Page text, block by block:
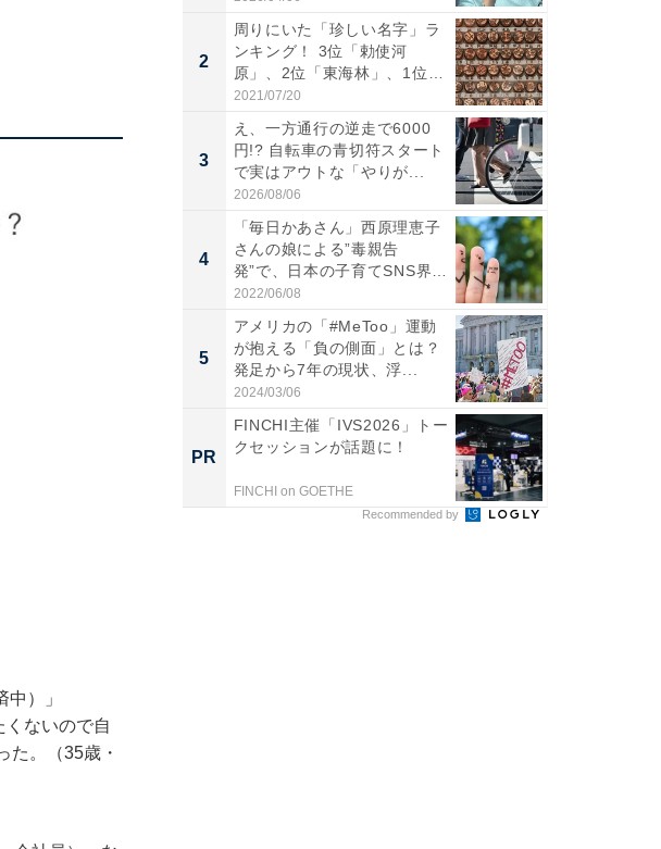
）」
くないので自
た。（35歳・
2
周りにいた「珍しい名字」ラ
ンキング！ 3位「勅使河
原」、2位「東海林」、1位
は？...
2021/07/20
3
え、一方通行の逆走で6000
円!? 自転車の青切符スタート
で実はアウトな「やりが...
2026/08/06
4
「毎日かあさん」西原理恵子
さんの娘による”毒親告
発”で、日本の子育てSNS界隈
が...
2022/06/08
5
アメリカの「#MeToo」運動
が抱える「負の側面」とは？
発足から7年の現状、浮...
2024/03/06
PR
FINCHI主催「IVS2026」トー
クセッションが話題に！
FINCHI on GOETHE
Recommended by